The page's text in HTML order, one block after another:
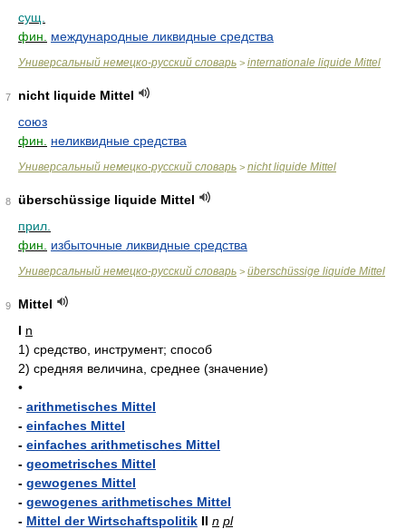
сущ.
фин.
международные ликвидные средства
Универсальный немецко-русский словарь > internationale liquide Mittel
7
nicht liquide Mittel
союз
фин.
неликвидные средства
Универсальный немецко-русский словарь > nicht liquide Mittel
8
überschüssige liquide Mittel
прил.
фин.
избыточные ликвидные средства
Универсальный немецко-русский словарь > überschüssige liquide Mittel
9
Mittel
I n
1) средство, инструмент; способ
2) средняя величина, среднее (значение)
•
- arithmetisches Mittel
- einfaches Mittel
- einfaches arithmetisches Mittel
- geometrisches Mittel
- gewogenes Mittel
- gewogenes arithmetisches Mittel
- Mittel der Wirtschaftspolitik II n pl